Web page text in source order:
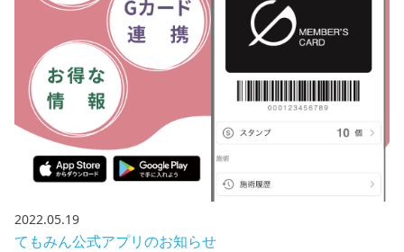
2022.05.19
てもみん公式アプリのお知らせ